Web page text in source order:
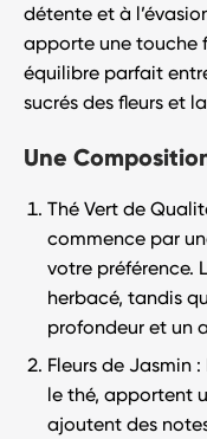
détente et à
apporte une touche
équilibre parfait
sucrés des fleurs et
Une
Thé Vert de
commence par
votre préférence.
herbacé, tandis
profondeur et un
Fleurs de Jasmin :
le thé, apportent
ajoutent des